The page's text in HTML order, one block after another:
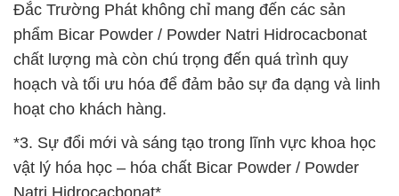
Đắc Trường Phát không chỉ mang đến các sản
phẩm Bicar Powder / Powder Natri Hidrocacbonat
chất lượng mà còn chú trọng đến quá trình quy
hoạch và tối ưu hóa để đảm bảo sự đa dạng và linh
hoạt cho khách hàng.
*3. Sự đổi mới và sáng tạo trong lĩnh vực khoa học
vật lý hóa học – hóa chất Bicar Powder / Powder
Natri Hidrocacbonat*